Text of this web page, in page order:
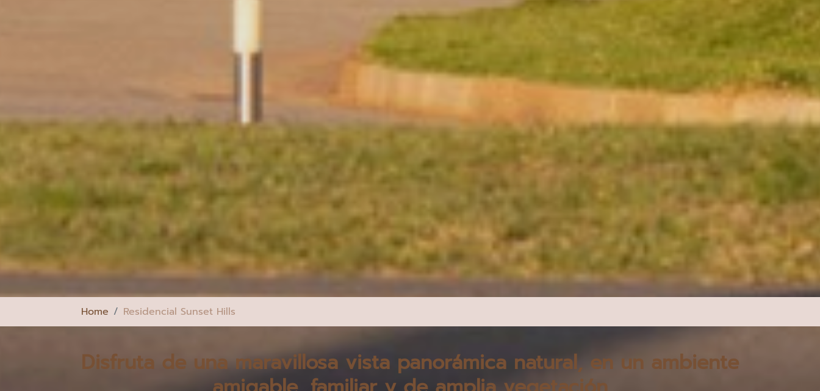
Home Residencial Sunset Hills
Disfruta de una maravillosa vista panorámica natural, en un ambiente